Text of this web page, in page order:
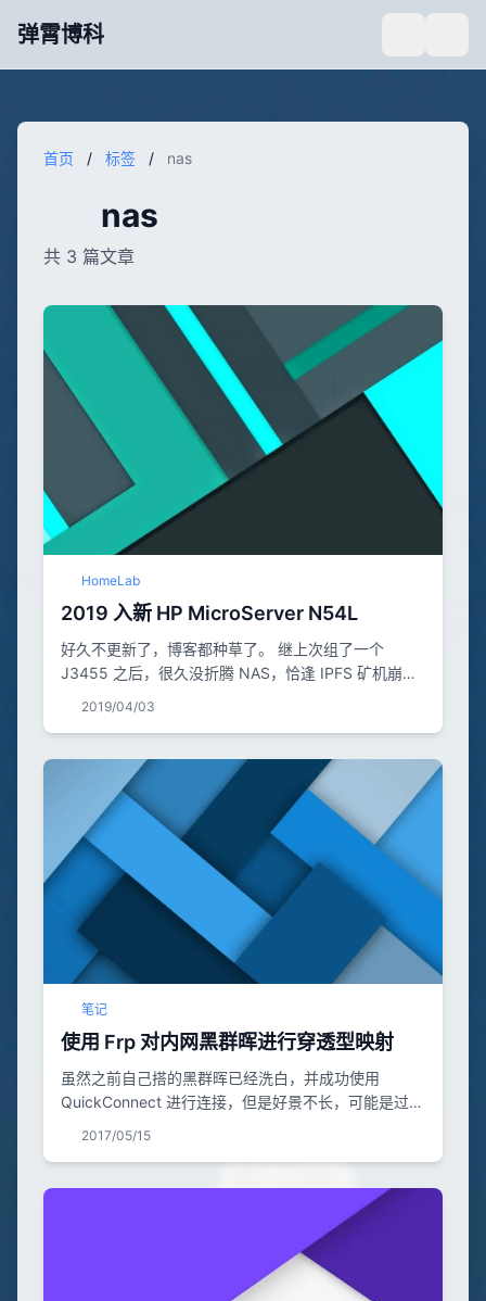
弹霄博科
首页 / 标签 / nas
nas
共 3 篇文章
HomeLab
2019 入新 HP MicroServer N54L
好久不更新了，博客都种草了。 继上次组了一个
J3455 之后，很久没折腾 NAS，恰逢 IPFS 矿机崩
HP 的 N54L。 先列个成本吧 类别 项目 价格 服务器整
机 HP N54L ￥ 650 阵列卡 HP P410 ￥ 15 磁盘
HGST 2...
2019/04/03
笔记
使用 Frp 对内网黑群晖进行穿透型映射
虽然之前自己搭的黑群晖已经洗白，并成功使用
QuickConnect 进行连接，但是好景不长，可能是过多
网黑群晖进行穿透型映射 Frp 对内网黑群晖进行穿透
型映射。（在学校机房写的，全程无图，抱歉，如果有
问题请留言） 前期准备 括号内是我实际测试...
2017/05/15